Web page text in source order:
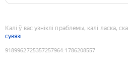
Калі ў вас узніклі праблемы, калі ласка,
сувязі
9189962725357257964:1786208557